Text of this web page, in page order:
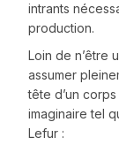
intrants
production.
Loin de n’être
assumer
tête d’un
imaginaire tel
Lefur :